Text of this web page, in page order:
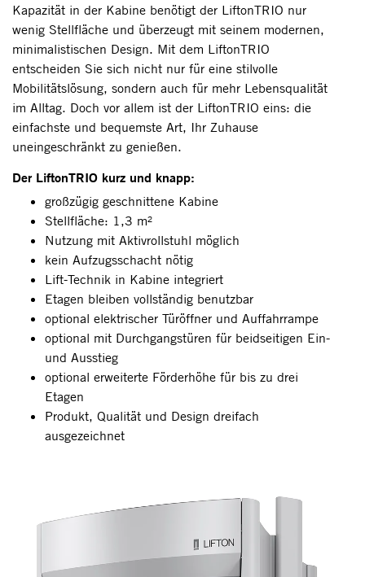
Kapazität in der Kabine benötigt der LiftonTRIO nur
wenig Stellfläche und überzeugt mit seinem modernen,
minimalistischen Design. Mit dem LiftonTRIO
entscheiden Sie sich nicht nur für eine stilvolle
Mobilitätslösung, sondern auch für mehr Lebensqualität
im Alltag. Doch vor allem ist der LiftonTRIO eins: die
einfachste und bequemste Art, Ihr Zuhause
uneingeschränkt zu genießen.
Der LiftonTRIO kurz und knapp:
großzügig geschnittene Kabine
Stellfläche: 1,3 m²
Nutzung mit Aktivrollstuhl möglich
kein Aufzugsschacht nötig
Lift-Technik in Kabine integriert
Etagen bleiben vollständig benutzbar
optional elektrischer Türöffner und Auffahrrampe
optional mit Durchgangstüren für beidseitigen Ein-
und Ausstieg
optional erweiterte Förderhöhe für bis zu drei
Etagen
Produkt, Qualität und Design dreifach
ausgezeichnet